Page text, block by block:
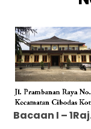
Bacaan I –